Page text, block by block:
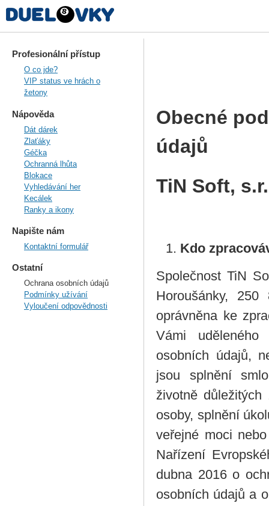
Obecné
údajů
TiN Soft,
Kdo
Společnost TiN
Horoušánky,
oprávněna ke
Vámi
osobních údajů,
jsou splnění
životně
osoby, splnění
veřejné moci
Nařízení
dubna 2016 o
osobních údajů a
Profesionální přístup
O co jde?
VIP status ve hrách o
žetony
Nápověda
Dát dárek
Zlaťáky
Géčka
Ochranná lhůta
Blokace
Vyhledávání her
Kecálek
Ranky a ikony
Napište nám
Kontaktní formulář
Ostatní
Ochrana osobních údajů
Podmínky užívání
Vyloučení odpovědnosti